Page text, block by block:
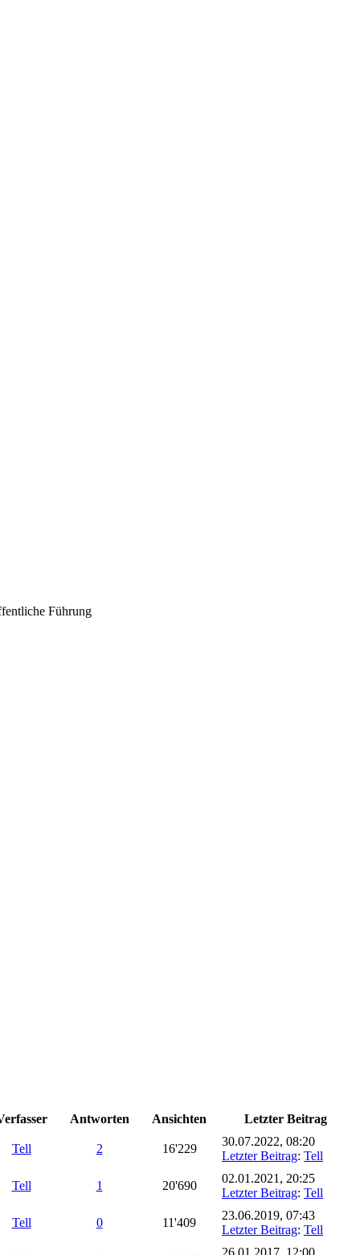
Führung
Antworten Ansichten Letzter Beitrag
Tell 2 16'229
30.07.2022, 08:20
Letzter Beitrag: Tell
Tell 1 20'690
02.01.2021, 20:25
Letzter Beitrag: Tell
Tell 0 11'409
23.06.2019, 07:43
Letzter Beitrag: Tell
26.01.2017, 12:00